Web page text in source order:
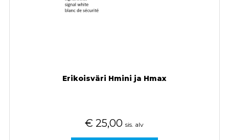
Erikoisväri Hmini ja Hmax
€ 25,00 sis. alv